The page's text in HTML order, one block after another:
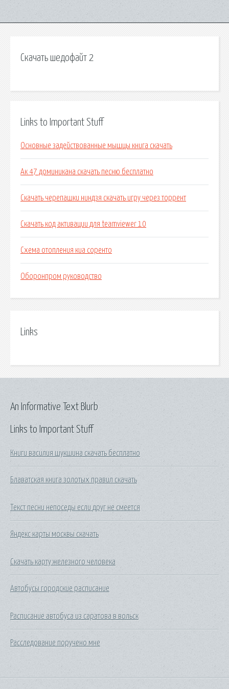
Скачать шедофайт 2
Links to Important Stuff
Основные задействованные мышцы книга скачать
Ак 47 доминикана скачать песню бесплатно
Скачать черепашки ниндзя скачать игру через торрент
Скачать код активации для teamviewer 10
Схема отопления киа соренто
Оборонпром руководство
Links
Links to Important Stuff
Книги василия шукшина скачать бесплатно
Блаватская книга золотых правил скачать
Текст песни непоседы если друг не смеется
Яндекс карты москвы скачать
Скачать карту железного человека
Автобусы городские расписание
Расписание автобуса из саратова в вольск
Расследование поручено мне
An Informative Text Blurb